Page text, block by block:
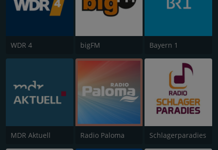
WDR 4 bigFM Bayern 1
MDR Aktuell Radio Paloma Schlagerparadies